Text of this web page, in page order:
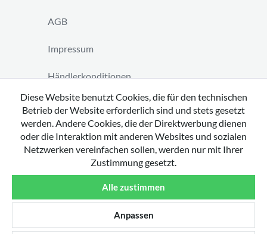
AGB
Impressum
Händlerkonditionen
Vertrag widerrufen
Diese Website benutzt Cookies, die für den technischen
Betrieb der Website erforderlich sind und stets gesetzt
werden. Andere Cookies, die der Direktwerbung dienen
oder die Interaktion mit anderen Websites und sozialen
Netzwerken vereinfachen sollen, werden nur mit Ihrer
Zustimmung gesetzt.